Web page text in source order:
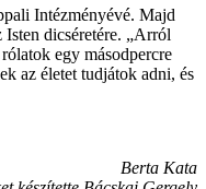
Intézményévé. Majd
dicséretére. „Arról
egy másodpercre
az életet tudjátok adni, és
Berta Kata